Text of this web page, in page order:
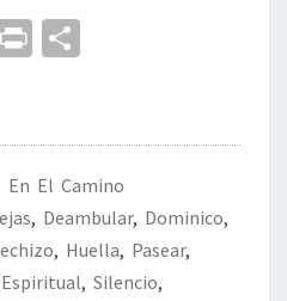
E
Pr
p
ar
tir
En El Camino
, Deambular, Dominico,
, Huella, Pasear,
, Silencio,